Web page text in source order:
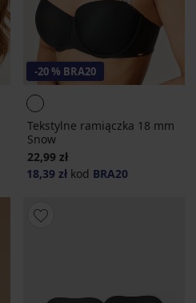
-20 % BRA20
Tekstylne ramiączka 18 mm
Snow
22,99 zł
18,39 zł kod BRA20